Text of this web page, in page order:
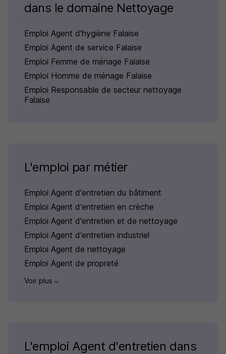
dans le domaine Nettoyage
Emploi Agent d'hygiène Falaise
Emploi Agent de service Falaise
Emploi Femme de ménage Falaise
Emploi Homme de ménage Falaise
Emploi Responsable de secteur nettoyage
Falaise
L'emploi par métier
Emploi Agent d'entretien du bâtiment
Emploi Agent d'entretien en crèche
Emploi Agent d'entretien et de nettoyage
Emploi Agent d'entretien industriel
Emploi Agent de nettoyage
Emploi Agent de propreté
Voir plus
L'emploi Agent d'entretien dans